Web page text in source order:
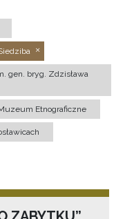
gen. bryg. Zdzisława
Etnograficzne